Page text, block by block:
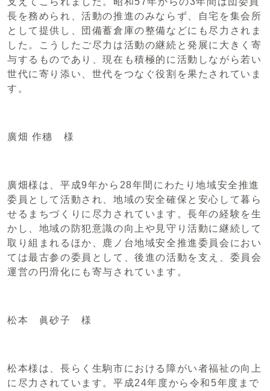
長を務められ、活動の推進のみならず、自宅を集会所
として提供し、団備蓄倉庫の整備などにも尽力されま
した。こうしたご尽力は活動の継続と発展に大きく寄
与するものであり、現在も積極的に活動しながら若い
世代に寄り添い、世代をつなぐ役割を果たされていま
す。
廣畑 作穗 様
廣畑様は、平成9年から28年間にわたり地域安全推進
委員として活動され、地域の安全確保と安心して暮ら
せるまちづくりに尽力されています。長年の経験を生
かし、地域の防犯意識の向上や見守り活動に継続して
取り組まれるほか、鹿ノ台地域安全推進委員会におい
ては最古参の委員として、後進の活動を支え、委員会
運営の円滑化にも寄与されています。
松本 眞砂子 様
松本様は、長らく生駒市における障がい者福祉の向上
に尽力されています。平成24年度から令和5年度まで